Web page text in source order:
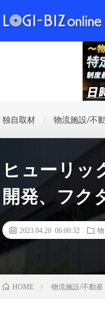
独自取材 物流施設/不
ヒューリッ
開発、フク
2023.04.20 06:00:32
HOME 物流施設/不動産